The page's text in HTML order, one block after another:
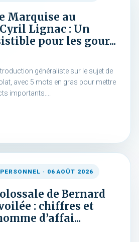
Marquise au
Lignac : Un
pour les gour...
généraliste sur le sujet de
avec 5 mots en gras pour mettre
importants....
· 06 AOÛT 2026
de Bernard
: chiffres et
d’affai...